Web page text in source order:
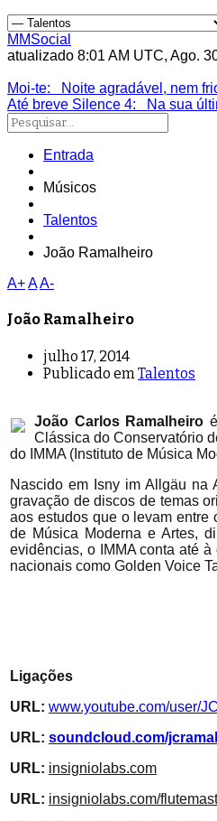
MMSocial
atualizado 8:01 AM UTC, Ago.
Moi-te: Noite agradável, nem
Até breve Silence 4: Na sua
Entrada
Músicos
Talentos
João Ramalheiro
A+AA-
João Ramalheiro
julho 17, 2014
Publicado em Talentos
João Carlos Ramalheiro
Clássica do Conservatório
do IMMA (Instituto de Música
Nascido em Isny im Allgäu na
gravação de discos de temas
aos estudos que o levam entre
de Música Moderna e Artes,
evidências, o IMMA conta até
nacionais como Golden Voice
Ligações
URL: www.youtube.com/user/
URL: soundcloud.com/
URL: insigniolabs.com
URL: insigniolabs.com/